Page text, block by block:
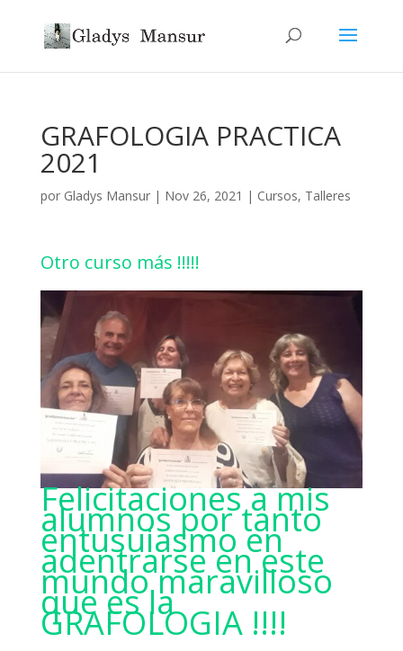
GRAFOLOGIA PRACTICA
2021
por Gladys Mansur| Nov 26, 2021 | Cursos, Talleres
Otro curso más !!!!!
Felicitaciones a mis
alumnos por tanto
entusuiasmo en
adentrarse en este
mundo maravilloso
que es la
GRAFOLOGIA !!!!